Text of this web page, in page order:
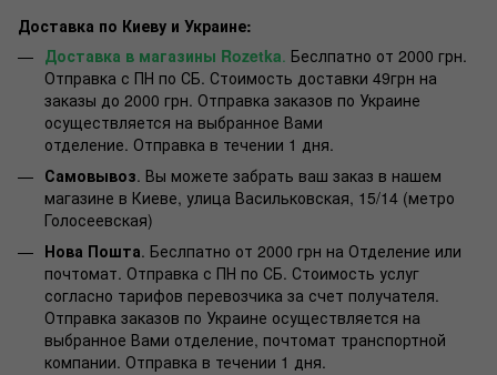
Доставка по Киеву и Украине:
Доставка в магазины Rozetka. Беслпатно от 2000 грн.
Отправка с ПН по СБ. Стоимость доставки 49грн на
заказы до 2000 грн. Отправка заказов по Украине
осуществляется на выбранное Вами
отделение. Отправка в течении 1 дня.
Самовывоз. Вы можете забрать ваш заказ в нашем
магазине в Киеве, улица Васильковская, 15/14 (метро
Голосеевская)
Нова Пошта. Беслпатно от 2000 грн на Отделение или
почтомат. Отправка с ПН по СБ. Стоимость услуг
согласно тарифов перевозчика за счет получателя.
Отправка заказов по Украине осуществляется на
выбранное Вами отделение, почтомат транспортной
компании. Отправка в течении 1 дня.